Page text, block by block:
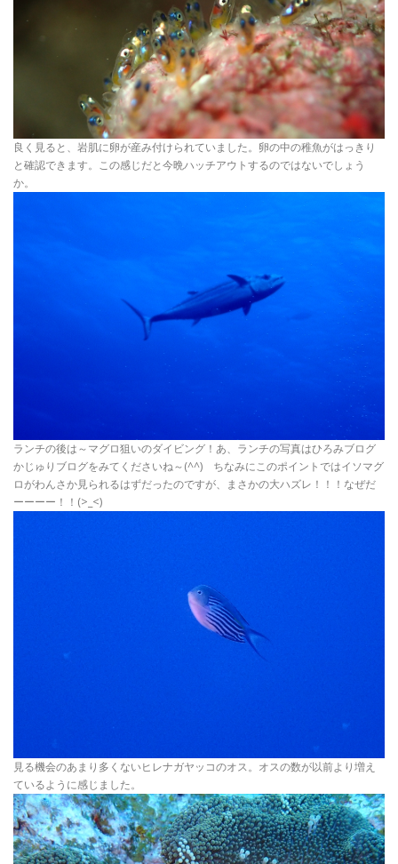
良く見ると、岩肌に卵が産み付けられていました。卵の中の稚魚がはっきり
と確認できます。この感じだと今晩ハッチアウトするのではないでしょう
か。
ランチの後は～マグロ狙いのダイビング！あ、ランチの写真はひろみブログ
かじゅりブログをみてくださいね～(^^) ちなみにこのポイントではイソマグ
ロがわんさか見られるはずだったのですが、まさかの大ハズレ！！！なぜだ
ーーーー！！(>_<)
見る機会のあまり多くないヒレナガヤッコのオス。オスの数が以前より増え
ているように感じました。